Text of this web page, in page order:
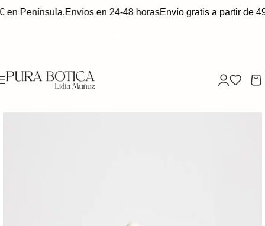
Península.Envíos en 24-48 horasEnvío gratis a partir de